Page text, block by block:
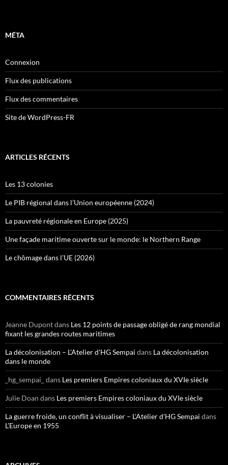
MÉTA
Connexion
Flux des publications
Flux des commentaires
Site de WordPress-FR
ARTICLES RÉCENTS
Les 13 colonies
Le PIB régional dans l’Union européenne (2024)
La pauvreté régionale en Europe (2025)
Une façade maritime ouverte sur le monde: le Northern Range
Le chômage dans l’UE (2026)
COMMENTAIRES RÉCENTS
Jeanne Dupontdans Les 12 points de passage obligé de rang mondial
fixant les grandes routes maritimes
La décolonisation – L'Atelier d'HG Sempai dans La décolonisation
dans le monde
_hg_sempai_ dans Les premiers Empires coloniaux du XVIe siècle
Julie Doan dans Les premiers Empires coloniaux du XVIe siècle
La guerre froide, un conflit à visualiser – L'Atelier d'HG Sempai dans
L’Europe en 1955